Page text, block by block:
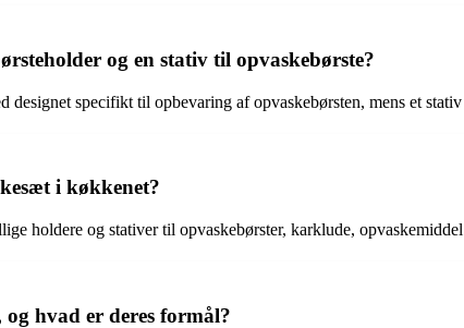
og en stativ til opvaskebørste?
designet specifikt til opbevaring af opvaskebørsten, mens et
i køkkenet?
holdere og stativer til opvaskebørster, karklude,
hvad er deres formål?